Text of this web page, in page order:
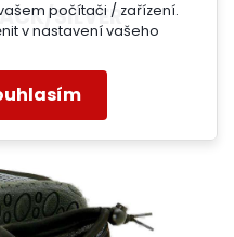
počítači / zařízení.
v nastavení vašeho
SILVER